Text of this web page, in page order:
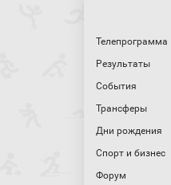
Телепрограмма
Результаты
События
Трансферы
Дни рождения
Спорт и бизнес
Форум